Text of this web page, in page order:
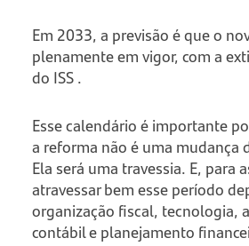
Em 2033, a previsão é que o
plenamente em vigor, com a
do ISS .
Esse calendário é importante
a reforma não é uma mudança
Ela será uma travessia. E, para
atravessar bem esse período
organização fiscal, tecnologia,
contábil e planejamento